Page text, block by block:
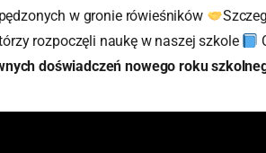
w gronie rówieśników
rozpoczęli naukę w naszej szkole
doświadczeń nowego roku